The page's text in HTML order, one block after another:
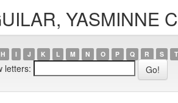
YASMINNE
H I J K L M N O P Q R S T
letters: